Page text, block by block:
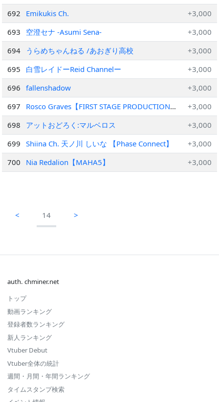
692
Emikukis Ch.
+3,000
693
空澄セナ -Asumi Sena-
+3,000
694
うらめちゃんねる /あおぎり高校
+3,000
695
白雪レイドーReid Channelー
+3,000
696
fallenshadow
+3,000
697
Rosco Graves【FIRST STAGE PRODUCTION
EN】
+3,000
698
アットおどろく:マルベロス
+3,000
699
Shiina Ch. 天ノ川 しいな 【Phase Connect】
+3,000
700
Nia Redalion【MAHA5】 +3,000
< 14 >
auth. chminer.net
トップ
動画ランキング
登録者数ランキング
新人ランキング
Vtuber Debut
Vtuber全体の統計
週間・月間・年間ランキング
タイムスタンプ検索